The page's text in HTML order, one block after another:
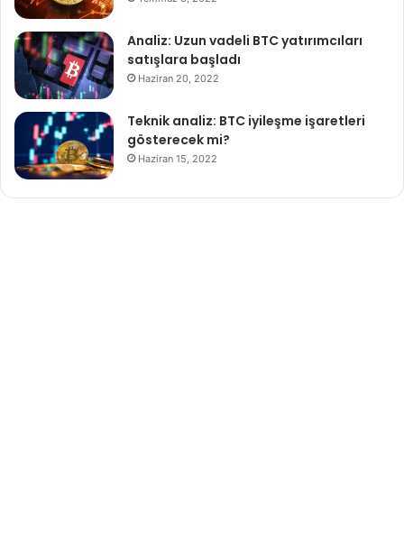
Analiz: Uzun vadeli BTC yatırımcıları
satışlara başladı
Haziran 20, 2022
Teknik analiz: BTC iyileşme işaretleri
gösterecek mi?
Haziran 15, 2022